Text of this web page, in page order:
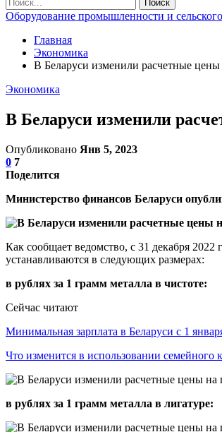
Оборудование промышленности и сельского
Главная
Экономика
В Беларуси изменили расчетные
Экономика
В Беларуси изменили
Опубликовано Янв 5, 2023
0 7
Поделится
Министерство финансов Беларуси
Как сообщает ведомство, с 31 декабря
устанавливаются в следующих размерах:
в рублях за 1 грамм металла в чистоте:
Сейчас читают
Минимальная зарплата в Беларуси с 1
Что изменится в использовании
в рублях за 1 грамм металла в лигатуре: